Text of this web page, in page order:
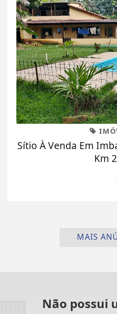
Sítio À Venda Em
Km
MAIS
Não possui